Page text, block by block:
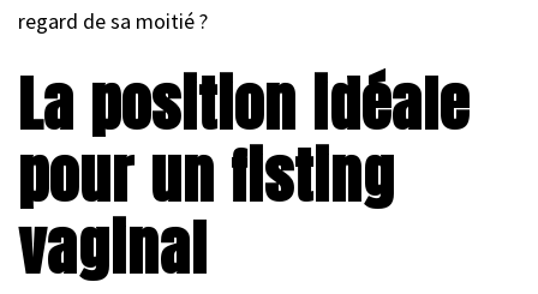
regard de sa moitié ?
La position idéale
pour un fisting
vaginal